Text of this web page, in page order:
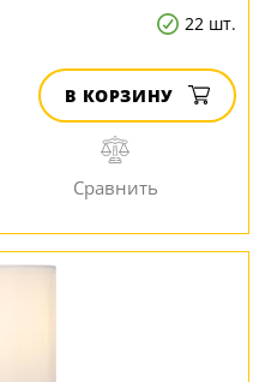
22 шт.
В КОРЗИНУ